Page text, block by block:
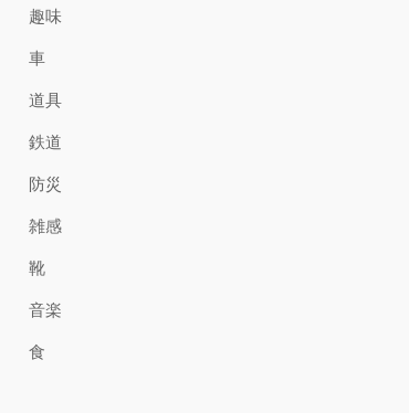
趣味
車
道具
鉄道
防災
雑感
靴
音楽
食